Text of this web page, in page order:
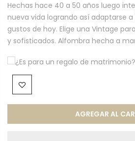
Hechas hace 40 a 50 años luego
nueva vida logrando así adaptarse
gustos de hoy. Elige una Vintage
y sofisticados. Alfombra hecha a
¿Es para un regalo de matrimonio?
AGREGAR AL